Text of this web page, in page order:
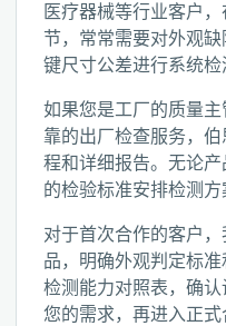
医疗器械等行业客户
节，常常需要对外观
键尺寸公差进行系统检
如果您是工厂的质量
靠的出厂检查服务，
程和详细报告。无论
的检验标准安排检测方
对于首次合作的客户
品，明确外观判定标
检测能力对照表，确
您的需求，再进入正式